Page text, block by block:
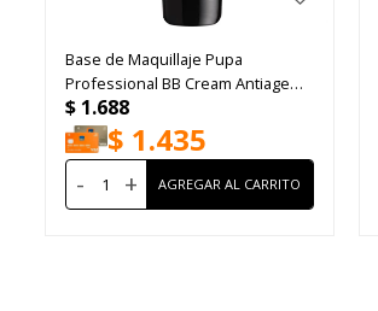
Base de Maquillaje Pupa
Professional BB Cream Antiage
Nude
$ 1.688
$ 1.435
- +